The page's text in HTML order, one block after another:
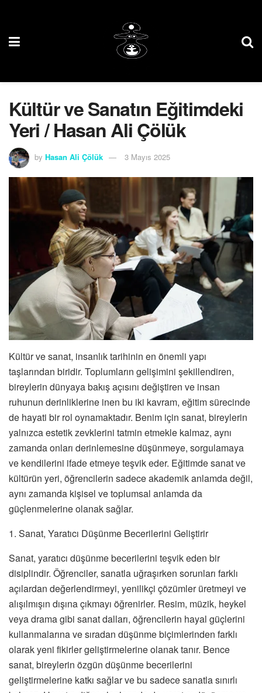
Kültür ve Sanatın Eğitimdeki
Yeri / Hasan Ali Çölük
by Hasan Ali Çölük 3 Mayıs 2025
Kültür ve sanat, insanlık tarihinin en önemli yapı
taşlarından biridir. Toplumların gelişimini şekillendiren,
bireylerin dünyaya bakış açısını değiştiren ve insan
ruhunun derinliklerine inen bu iki kavram, eğitim sürecinde
de hayati bir rol oynamaktadır. Benim için sanat, bireylerin
yalnızca estetik zevklerini tatmin etmekle kalmaz, aynı
zamanda onları derinlemesine düşünmeye, sorgulamaya
ve kendilerini ifade etmeye teşvik eder. Eğitimde sanat ve
kültürün yeri, öğrencilerin sadece akademik anlamda değil,
aynı zamanda kişisel ve toplumsal anlamda da
güçlenmelerine olanak sağlar.
1. Sanat, Yaratıcı Düşünme Becerilerini Geliştirir
Sanat, yaratıcı düşünme becerilerini teşvik eden bir
disiplindir. Öğrenciler, sanatla uğraşırken sorunları farklı
açılardan değerlendirmeyi, yenilikçi çözümler üretmeyi ve
alışılmışın dışına çıkmayı öğrenirler. Resim, müzik, heykel
veya drama gibi sanat dalları, öğrencilerin hayal güçlerini
kullanmalarına ve sıradan düşünme biçimlerinden farklı
olarak yeni fikirler geliştirmelerine olanak tanır. Bence
sanat, bireylerin özgün düşünme becerilerini
geliştirmelerine katkı sağlar ve bu sadece sanatla sınırlı